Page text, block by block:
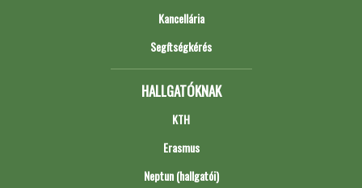
Kancellária
Segítségkérés
HALLGATÓKNAK
KTH
Erasmus
Neptun (hallgatói)